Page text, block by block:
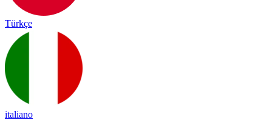
Türkçe
italiano